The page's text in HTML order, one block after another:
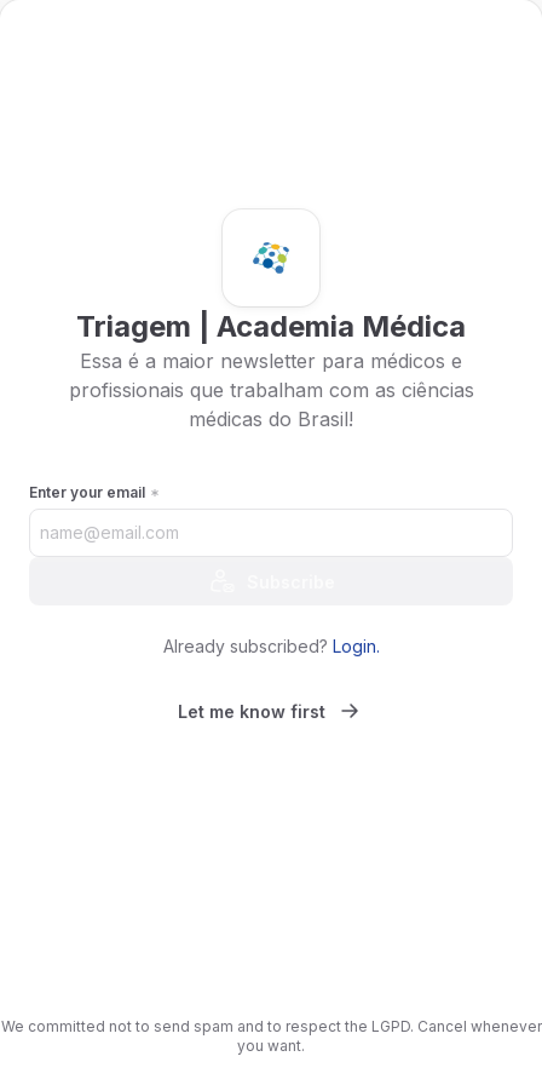
Triagem | Academia Médica
Essa é a maior newsletter para médicos e
profissionais que trabalham com as ciências
médicas do Brasil!
Enter your email
Already subscribed? Login.
Let me know first
We committed not to send spam and to respect the LGPD. Cancel whenever
you want.